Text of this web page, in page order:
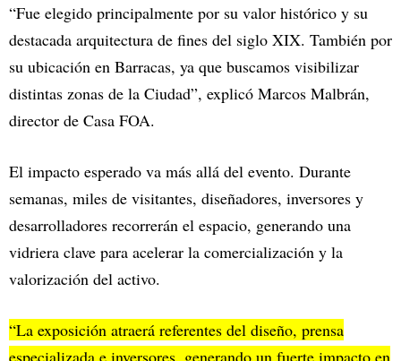
“Fue elegido principalmente por su valor histórico y su
destacada arquitectura de fines del siglo XIX. También por
su ubicación en Barracas, ya que buscamos visibilizar
distintas zonas de la Ciudad”, explicó Marcos Malbrán,
director de Casa FOA.
El impacto esperado va más allá del evento. Durante
semanas, miles de visitantes, diseñadores, inversores y
desarrolladores recorrerán el espacio, generando una
vidriera clave para acelerar la comercialización y la
valorización del activo.
“La exposición atraerá referentes del diseño, prensa
especializada e inversores, generando un fuerte impacto en